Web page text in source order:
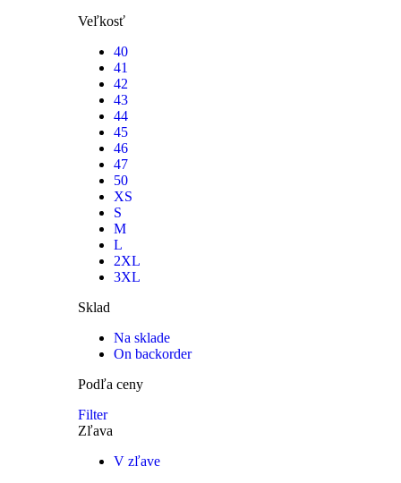
Veľkosť
40
41
42
43
44
45
46
47
50
XS
S
M
L
2XL
3XL
Sklad
Na sklade
On backorder
Podľa ceny
Filter
Zľava
V zľave